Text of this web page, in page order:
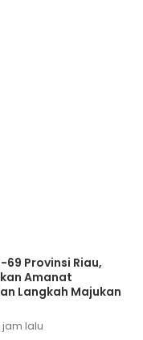
Provinsi Riau,
Amanat
Langkah Majukan
jam lalu